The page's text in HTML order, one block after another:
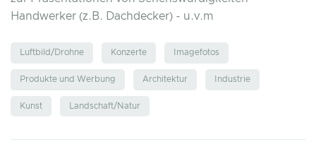
Handwerker (z.B. Dachdecker) - u.v.m
Luftbild/Drohne Konzerte Imagefotos
Produkte und Werbung Architektur Industrie
Kunst Landschaft/Natur